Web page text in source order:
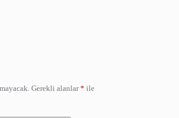
Gerekli alanlar* ile